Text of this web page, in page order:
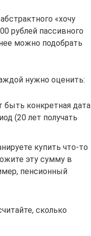
«хочу
рублей пассивного
можно подобрать
нужно оценить:
быть конкретная дата
(20 лет получать
купить что-то
эту сумму в
пенсионный
сколько